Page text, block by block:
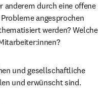
anderem durch eine offene
angesprochen
werden? Welche
und gesellschaftliche
und erwünscht sind.